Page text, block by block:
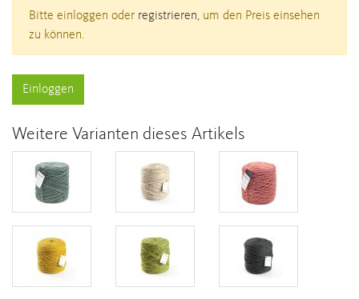
Bitte einloggen oder registrieren, um den Preis einsehen
zu können.
Einloggen
Weitere Varianten dieses Artikels